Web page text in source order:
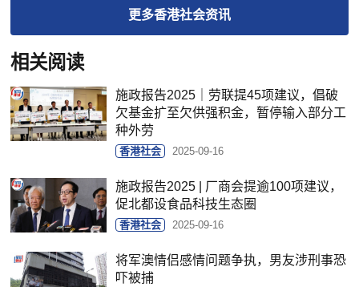
更多香港社会资讯
相关阅读
施政报告2025｜劳联提45项建议，倡破
欠基金扩至欠供强积金，暂停输入部分工
种外劳
香港社会 2025-09-16
施政报告2025 | 厂商会提逾100项建议，
促北都设食品科技生态圈
香港社会 2025-09-16
将军澳情侣感情问题争执，男友涉刑事恐
吓被捕